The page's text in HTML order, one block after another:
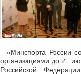
«Минспорта России
организациями до 21
Российской